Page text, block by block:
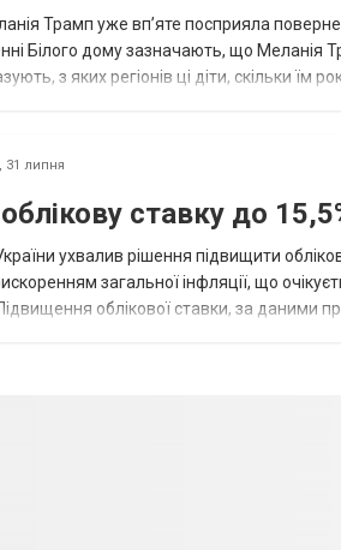
Трамп уже впʼяте посприяла
Білого дому зазначають, що Меланія
з яких регіонів ці діти, скільки їм
31 липня
ставку до
ухвалив рішення підвищити
загальної інфляції, що
облікової ставки, за даними